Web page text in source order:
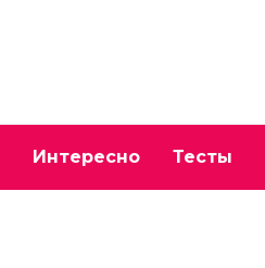
Интересно Тесты